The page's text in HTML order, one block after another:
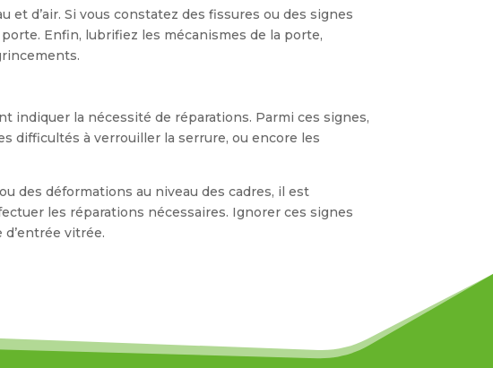
d’air. Si vous constatez des fissures ou des signes
Enfin, lubrifiez les mécanismes de la porte,
indiquer la nécessité de réparations. Parmi ces signes,
difficultés à verrouiller la serrure, ou encore les
des déformations au niveau des cadres, il est
les réparations nécessaires. Ignorer ces signes
vitrée.